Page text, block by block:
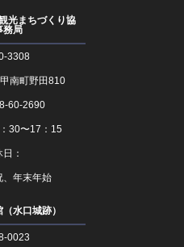
光まちづくり協
務局
3308
南町野田810
60-2690
30〜17：15
：
、年末年始
水口城跡）
0023